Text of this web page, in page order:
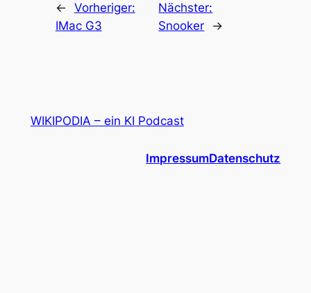
← Vorheriger:
IMac G3
Nächster:
Snooker
→
WIKIPODIA – ein KI Podcast
ImpressumDatenschutz